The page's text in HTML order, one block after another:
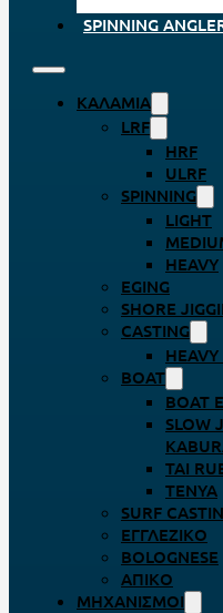
SPINNING
ΚΑΛΆΜΙΑ
LRF
HRF
ULRF
SPINNING
LIGHT
HEAVY
EGING
SHORE
CASTING
BOAT
BOAT
SLOW
TAI
TENYA
SURF
ΕΓΓΛΈΖΙΚΟ
BOLOGNESE
ΑΠΊΚΟ
ΜΗΧΑΝΙΣΜΟΊ